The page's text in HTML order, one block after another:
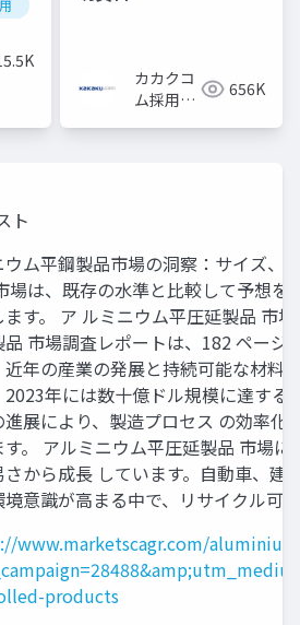
カルチャーデック
カカクコ
ム採用担
656K
ト
ウム平鋼製品市場の洞察：サイズ、
場は、既存の水準と比較して予想
ます。 ア ルミニウム平圧延製品 市
市場調査レポートは、182 ページ
近年の産業の発展と持続可能な材料
2023年には数十億ドル規模に達す
進展により、製造プロセス の効率
す。 アルミニウム平圧延製品 市場
さから成長 しています。自動車、
境意識が高まる中で、リサイクル可
www.marketscagr.com/
products